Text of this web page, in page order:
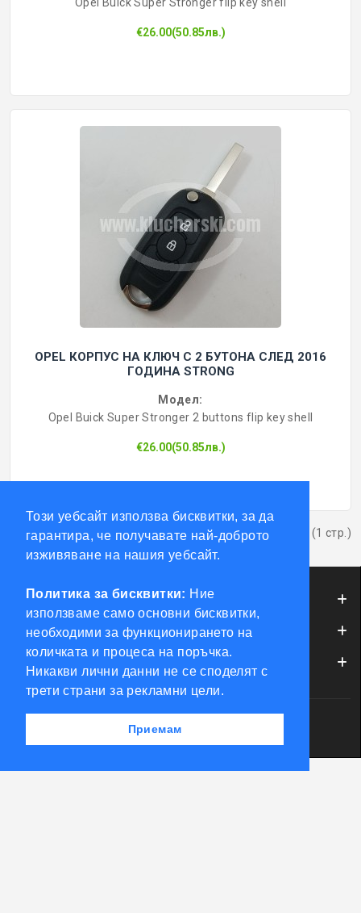
Този уебсайт използва бисквитки, за да
гарантира, че получавате най-доброто
изживяване на нашия уебсайт.
Политика за бисквитки: Ние
използваме само основни бисквитки,
необходими за функционирането на
количката и процеса на поръчка.
Никакви лични данни не се споделят с
трети страни за рекламни цели.
Приемам
Opel Buick Super Stronger flip key shell
€26.00(50.85лв.)
OPEL КОРПУС НА КЛЮЧ С 2 БУТОНА СЛЕД 2016
ГОДИНА STRONG
Модел:
Opel Buick Super Stronger 2 buttons flip key shell
€26.00(50.85лв.)
Показва от 1 до 5 от 5 (1 стр.)
ИНФОРМАЦИЯ
ОБСЛУЖВАНЕ НА КЛИЕНТИ
МОЯТ ПРОФИЛ
КЛЮЧАРСКИ СКЛАД КЛЮЧКО © 2026